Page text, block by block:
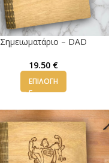
Σημειωματάριο – DAD
19.50 €
ΕΠΙΛΟΓΉ